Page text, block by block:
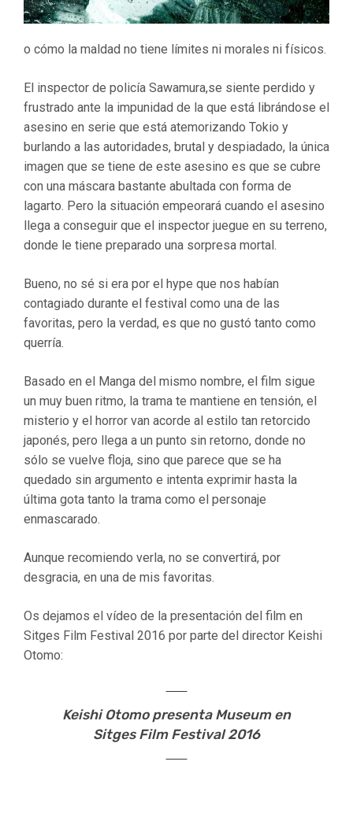
o cómo la maldad no tiene límites ni morales ni físicos.
El inspector de policía Sawamura,se siente perdido y
frustrado ante la impunidad de la que está librándose el
asesino en serie que está atemorizando Tokio y
burlando a las autoridades, brutal y despiadado, la única
imagen que se tiene de este asesino es que se cubre
con una máscara bastante abultada con forma de
lagarto. Pero la situación empeorará cuando el asesino
llega a conseguir que el inspector juegue en su terreno,
donde le tiene preparado una sorpresa mortal.
Bueno, no sé si era por el hype que nos habían
contagiado durante el festival como una de las
favoritas, pero la verdad, es que no gustó tanto como
querría.
Basado en el Manga del mismo nombre, el film sigue
un muy buen ritmo, la trama te mantiene en tensión, el
misterio y el horror van acorde al estilo tan retorcido
japonés, pero llega a un punto sin retorno, donde no
sólo se vuelve floja, sino que parece que se ha
quedado sin argumento e intenta exprimir hasta la
última gota tanto la trama como el personaje
enmascarado.
Aunque recomiendo verla, no se convertirá, por
desgracia, en una de mis favoritas.
Os dejamos el vídeo de la presentación del film en
Sitges Film Festival 2016 por parte del director Keishi
Otomo:
Keishi Otomo presenta Museum en
Sitges Film Festival 2016